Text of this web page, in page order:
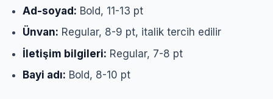
Ad-soyad: Bold, 11-13 pt
Ünvan: Regular, 8-9 pt, italik tercih edilir
İletişim bilgileri: Regular, 7-8 pt
Bayi adı: Bold, 8-10 pt